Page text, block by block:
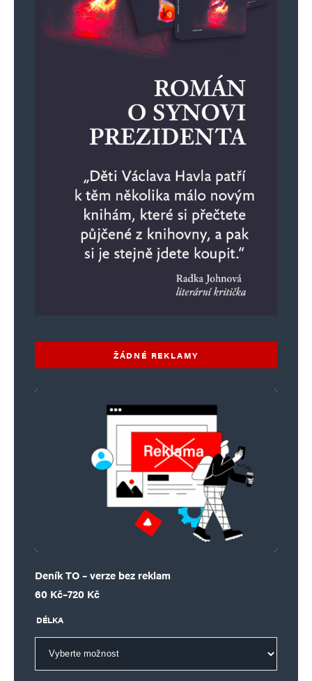
ŽÁDNÉ REKLAMY
Deník TO – verze bez reklam
60 Kč–720 Kč
Rozpětí cen: 60 Kč až 720 Kč
DÉLKA